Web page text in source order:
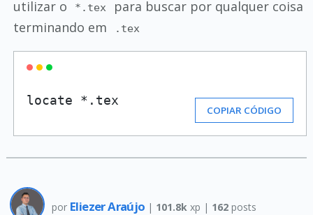
utilizar o
*.tex
para buscar por qualquer coisa
terminando em
.tex
locate *.tex
COPIAR CÓDIGO
por Eliezer Araújo | 101.8k xp | 162posts